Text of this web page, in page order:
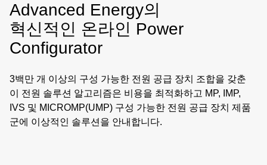
Advanced Energy의
혁신적인 온라인 Power
Configurator
3백만 개 이상의 구성 가능한 전원 공급 장치 조합을 갖춘
이 전원 솔루션 알고리즘은 비용을 최적화하고 MP, IMP,
IVS 및 MICROMP(UMP) 구성 가능한 전원 공급 장치 제품
군에 이상적인 솔루션을 안내합니다.